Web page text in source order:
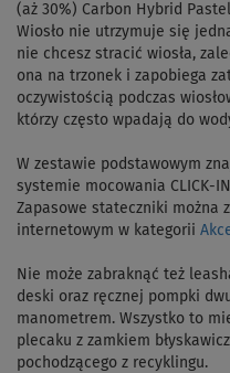
(aż 30%) Carbon Hybrid
Wiosło nie utrzymuje się
nie chcesz stracić wiosła,
ona na trzonek i zapobiega
oczywistością podczas
którzy często wpadają do
W zestawie podstawowym
systemie mocowania CLICK-
Zapasowe stateczniki można
internetowym w kategorii
Nie może zabraknąć też
deski oraz ręcznej pompki
manometrem. Wszystko to
plecaku z zamkiem
pochodzącego z recyklingu.